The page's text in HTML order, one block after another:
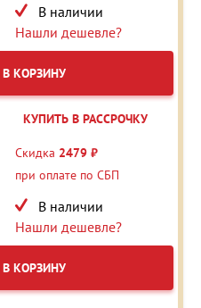
В наличии
Нашли дешевле?
КОРЗИНУ
КУПИТЬ В РАССРОЧКУ
Скидка 2479 ₽
при оплате по СБП
В наличии
Нашли дешевле?
КОРЗИНУ